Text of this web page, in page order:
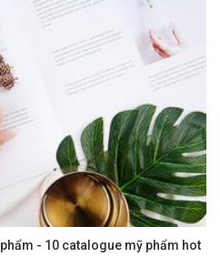
- 10 catalogue mỹ phẩm hot